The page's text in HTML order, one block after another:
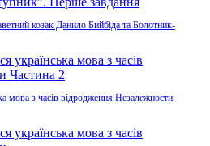
козак Данило Бийбіда та Болотник-
мова з часів відродження Незалежности